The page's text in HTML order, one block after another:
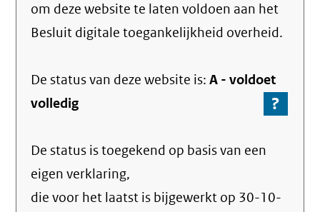
om deze website te laten voldoen aan het
Besluit digitale toegankelijkheid overheid.
De status van dezewebsite is:A -voldoet
volledig
?
Ga
over
De status is toegekend op basis van een
eigen verklaring,
die voor het laatst is bijgewerkt op 30-10-